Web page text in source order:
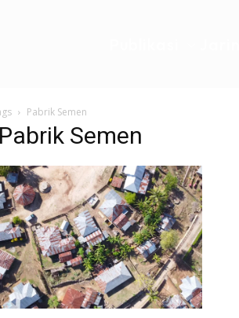
Pabrik Semen
Semen